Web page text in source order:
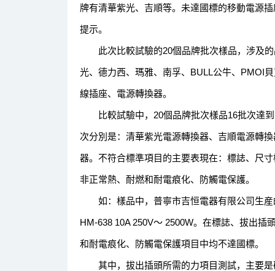
牌有清華紫光、吉順等。未達國標的移動電源
提示。
此次比較試驗的20個品牌批次樣品，涉及的
光、德力西、瑪雅、南孚、BULL公牛、PMOI
線插座、電源轉換器。
比較試驗中，20個品牌批次樣品16批次達到
次分別是：清華紫光電源轉換器、吉順電源轉
器。不符合標準項目的主要表現在：標誌、尺
非正常熱、耐燃和耐電痕化、防觸電保護。
如：樣品中，普寧市吉恒電器有限公司生産
HM-638 10A 250V～ 2500W。在標誌、拔出
和耐電痕化、防觸電保護項目中均不達國標。
其中，拔出插頭所需的力項目測試，主要是